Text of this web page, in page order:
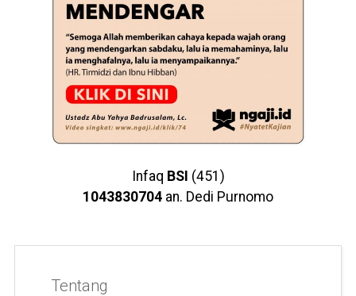
Infaq BSI (451)
1043830704 an. Dedi Purnomo
Tentang